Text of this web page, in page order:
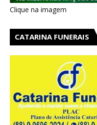
Clique na imagem
CATARINA FUNERAIS